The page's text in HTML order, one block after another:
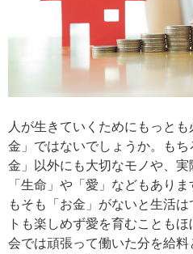
人が生きていくためにもっと
金」ではないでしょうか。も
金」以外にも大切なモノや、
「生命」や「愛」などもあり
もそも「お金」がないと生活
トも楽しめず愛を育むことも
会では頑張って働いた分を給